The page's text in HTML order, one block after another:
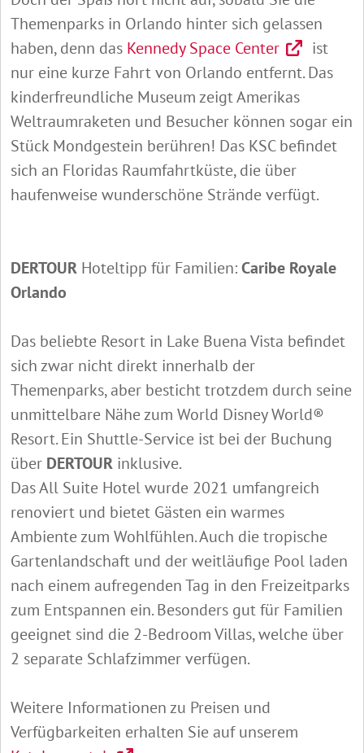
Themenparks in Orlando hinter sich gelassen
haben, denn das Kennedy Space Center
ist
nur eine kurze Fahrt von Orlando entfernt. Das
kinderfreundliche Museum zeigt Amerikas
Weltraumraketen und Besucher können sogar ein
Stück Mondgestein berühren! Das KSC befindet
sich an Floridas Raumfahrtküste, die über
haufenweise wunderschöne Strände verfügt.
DERTOUR Hoteltipp für Familien:Caribe Royale
Orlando
Das beliebte Resort in Lake Buena Vista befindet
sich zwar nicht direkt innerhalb der
Themenparks, aber besticht trotzdem durch seine
unmittelbare Nähe zum World Disney World®
Resort. Ein Shuttle-Service ist bei der Buchung
über DERTOUR inklusive.
Das All Suite Hotel wurde 2021 umfangreich
renoviert und bietet Gästen ein warmes
Ambiente zum Wohlfühlen. Auch die tropische
Gartenlandschaft und der weitläufige Pool laden
nach einem aufregenden Tag in den Freizeitparks
zum Entspannen ein. Besonders gut für Familien
geeignet sind die 2-Bedroom Villas, welche über
2 separate Schlafzimmer verfügen.
Weitere Informationen zu Preisen und
Verfügbarkeiten erhalten Sie auf unserem